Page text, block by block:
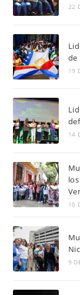
22
de
19
14
10
9